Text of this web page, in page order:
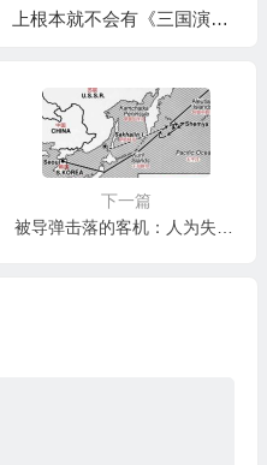
上根本就不会有《三国演
下一篇